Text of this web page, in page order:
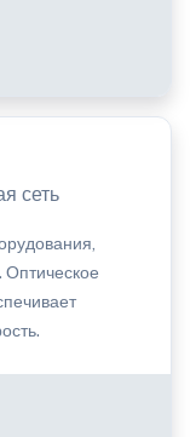
сеть
Оптическое